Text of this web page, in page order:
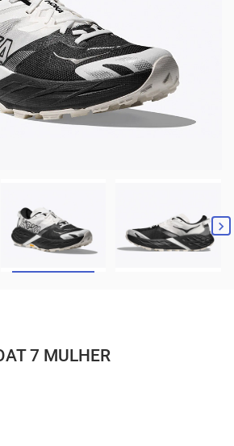

7 MULHER